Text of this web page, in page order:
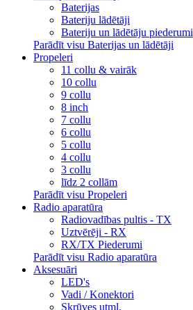
Baterijas
Bateriju lādētāji
Bateriju un lādētāju piederumi
Parādīt visu Baterijas un lādētāji
Propeleri
11 collu & vairāk
10 collu
9 collu
8 inch
7 collu
6 collu
5 collu
4 collu
3 collu
līdz 2 collām
Parādīt visu Propeleri
Radio aparatūra
Radiovadības pultis - TX
Uztvērēji - RX
RX/TX Piederumi
Parādīt visu Radio aparatūra
Aksesuāri
LED's
Vadi / Konektori
Skrūves utml.